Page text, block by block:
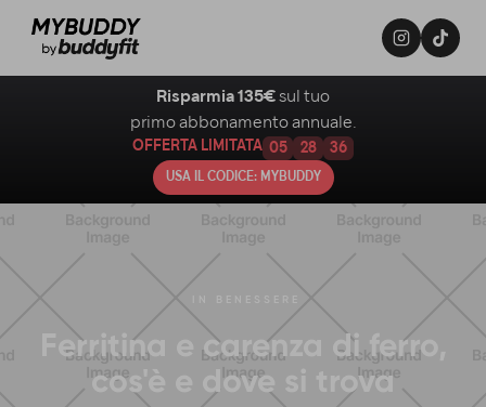
Ferritina e carenza di ferro,
cos'è e dove si trova
Risparmia 135€ sul tuo
primo abbonamento annuale.
OFFERTA LIMITATA 05 28 34
USA IL CODICE: MYBUDDY